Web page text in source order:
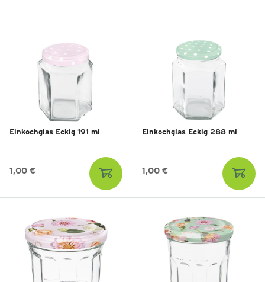
Einkochglas Eckig 191 ml
1,00 €
Einkochglas Eckig 288 ml
1,00 €